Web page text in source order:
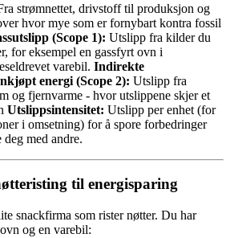
strømnettet, drivstoff til produksjon og
hvor mye som er fornybart kontra fossil
(Scope 1): Utslipp fra kilder du
for eksempel en gassfyrt ovn i
varebil. Indirekte
energi (Scope 2): Utslipp fra
og fjernvarme - hvor utslippene skjer et
Utslippsintensitet: Utslipp per enhet (for
i omsetning) for å spore forbedringer
med andre.
til energisparing
snackfirma som rister nøtter. Du har
og en varebil: